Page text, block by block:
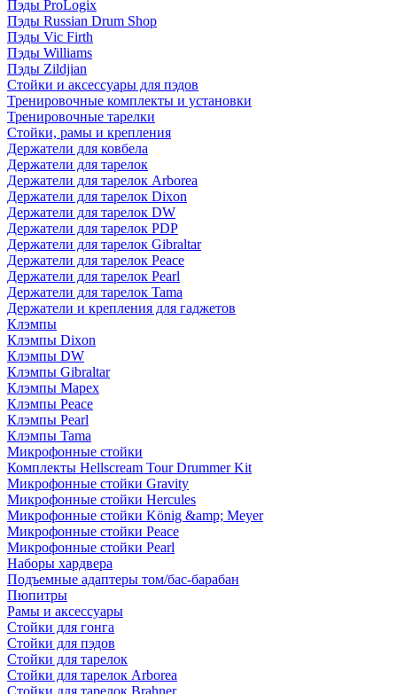
Пэды ProLogix
Пэды Russian Drum Shop
Пэды Vic Firth
Пэды Williams
Пэды Zildjian
Стойки и аксессуары для пэдов
Тренировочные комплекты и установки
Тренировочные тарелки
Стойки, рамы и крепления
Держатели для ковбела
Держатели для тарелок
Держатели для тарелок Arborea
Держатели для тарелок Dixon
Держатели для тарелок DW
Держатели для тарелок PDP
Держатели для тарелок Gibraltar
Держатели для тарелок Peace
Держатели для тарелок Pearl
Держатели для тарелок Tama
Держатели и крепления для гаджетов
Клэмпы
Клэмпы Dixon
Клэмпы DW
Клэмпы Gibraltar
Клэмпы Mapex
Клэмпы Peace
Клэмпы Pearl
Клэмпы Tama
Микрофонные стойки
Комплекты Hellscream Tour Drummer Kit
Микрофонные стойки Gravity
Микрофонные стойки Hercules
Микрофонные стойки König &amp; Meyer
Микрофонные стойки Peace
Микрофонные стойки Pearl
Наборы хардвера
Подъемные адаптеры том/бас-барабан
Пюпитры
Рамы и аксессуары
Стойки для гонга
Стойки для пэдов
Стойки для тарелок
Стойки для тарелок Arborea
Стойки для тарелок Brahner